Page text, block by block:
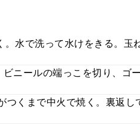
水で洗って水けをきる。玉
ニールの端っこを切り、ゴ
くまで中火で焼く。裏返し